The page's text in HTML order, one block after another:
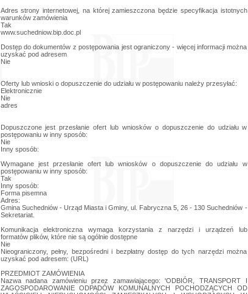
Adres strony internetowej, na której zamieszczona będzie specyfikacja istotnych
warunków zamówienia
Tak
www.suchedniow.bip.doc.pl
Dostęp do dokumentów z postępowania jest ograniczony - więcej informacji można
uzyskać pod adresem
Nie
Oferty lub wnioski o dopuszczenie do udziału w postępowaniu należy przesyłać:
Elektronicznie
Nie
adres
Dopuszczone jest przesłanie ofert lub wniosków o dopuszczenie do udziału w
postępowaniu w inny sposób:
Nie
Inny sposób:
Wymagane jest przesłanie ofert lub wniosków o dopuszczenie do udziału w
postępowaniu w inny sposób:
Tak
Inny sposób:
Forma pisemna
Adres:
Gmina Suchedniów - Urząd Miasta i Gminy, ul. Fabryczna 5, 26 - 130 Suchedniów -
Sekretariat.
Komunikacja elektroniczna wymaga korzystania z narzędzi i urządzeń lub
formatów plików, które nie są ogólnie dostępne
Nie
Nieograniczony, pełny, bezpośredni i bezpłatny dostęp do tych narzędzi można
uzyskać pod adresem: (URL)
PRZEDMIOT ZAMÓWIENIA
Nazwa nadana zamówieniu przez zamawiającego: 'ODBIÓR, TRANSPORT I
ZAGOSPODAROWANIE ODPADÓW KOMUNALNYCH POCHODZĄCYCH OD